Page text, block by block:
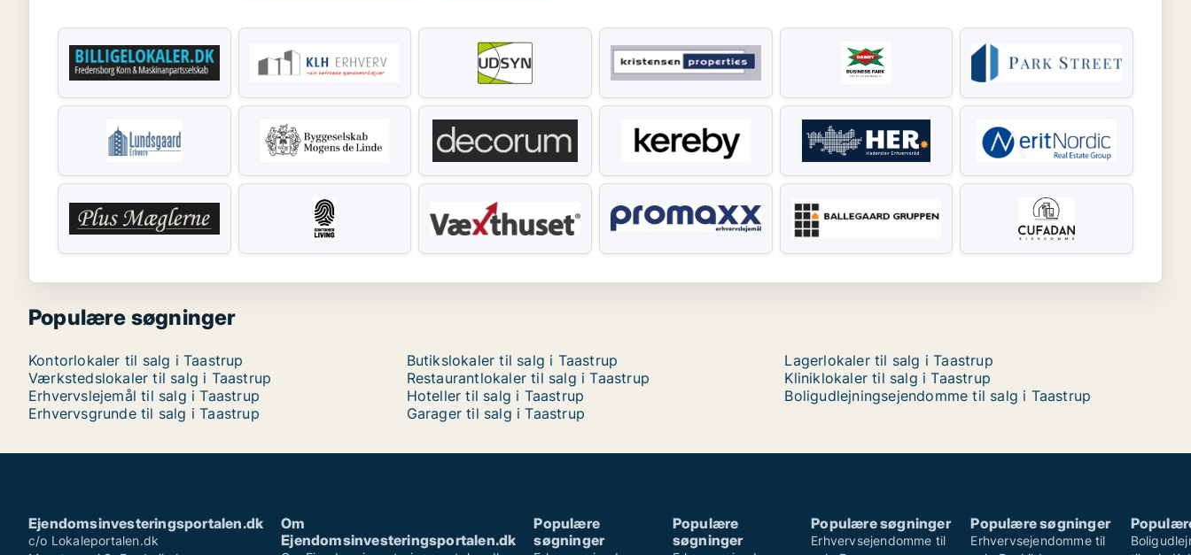
Populære søgninger
Kontorlokaler til salg i Taastrup Butikslokaler til salg i Taastrup
Lagerlokaler til salg i Taastrup
Værkstedslokaler til salg i Taastrup
Restaurantlokaler til salg i Taastrup
Kliniklokaler til salg i Taastrup
Erhvervslejemål til salg i Taastrup
Hoteller til salg i Taastrup
Boligudlejningsejendomme til salg i Taastrup
Erhvervsgrunde til salg i Taastrup
Garager til salg i Taastrup
Ejendomsinvesteringsportalen.dk
c/o Lokaleportalen.dk
Om
Ejendomsinvesteringsportalen.dk
Populære
søgninger
Populære
søgninger
Populære søgninger
Erhvervsejendomme til
Populære søgninger
Erhvervsejendomme til